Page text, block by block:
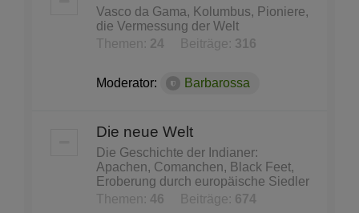
Vasco da Gama, Kolumbus, Pioniere,
die Vermessung der Welt
Themen: 24 Beiträge: 316
Moderator: Barbarossa
Die neue Welt
Die Geschichte der Indianer:
Apachen, Comanchen, Black Feet,
Eroberung durch europäische Siedler
Themen: 46 Beiträge: 674